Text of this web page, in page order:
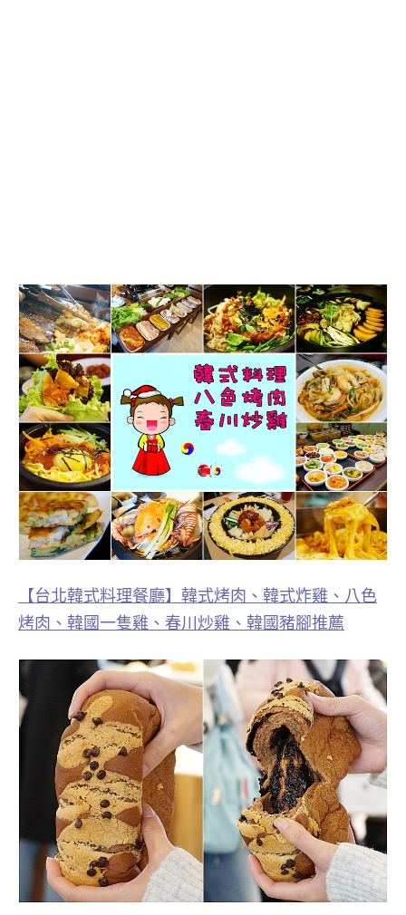
【台北韓式料理餐廳】韓式烤肉、韓式炸雞、八色
烤肉、韓國一隻雞、春川炒雞、韓國豬腳推薦